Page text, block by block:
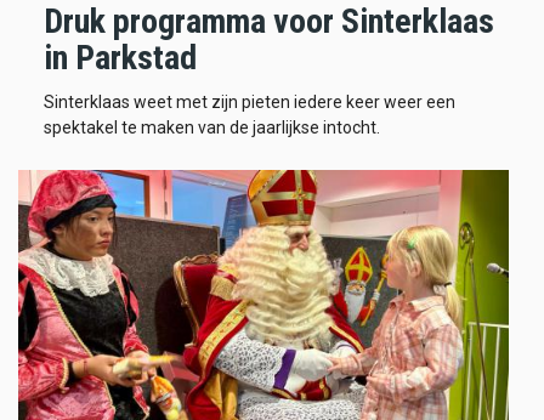
Druk programma voor Sinterklaas
in Parkstad
Sinterklaas weet met zijn pieten iedere keer weer een
spektakel te maken van de jaarlijkse intocht.